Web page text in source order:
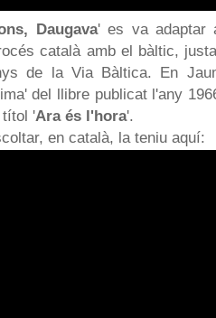
Daugava' es va adaptar
català amb el bàltic,
de la Via Bàltica. En
del llibre publicat l'any
títol 'Ara és l'hora'.
en català, la teniu aquí: